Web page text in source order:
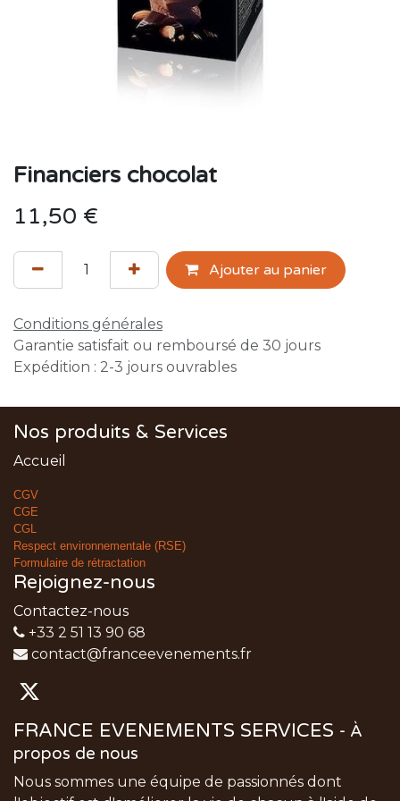
Financiers chocolat
11,50 €
Ajouter au panier
Conditions générales
Garantie satisfait ou remboursé de 30 jours
Expédition : 2-3 jours ouvrables
Nos produits & Services
Accueil
CGV
CGE
CGL
Respect environnementale (RSE)
Formulaire de rétractation
Rejoignez-nous
Contactez-nous
+33 2 51 13 90 68
contact@franceevenements.fr
FRANCE EVENEMENTS SERVICES - À
propos de nous
Nous sommes une équipe de passionnés dont